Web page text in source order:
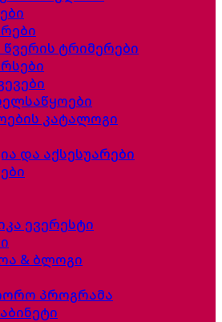
ტრიმერები
კატალოგი
და აქსესუარები
ევერესტი
& ბლოგი
პროგრამა